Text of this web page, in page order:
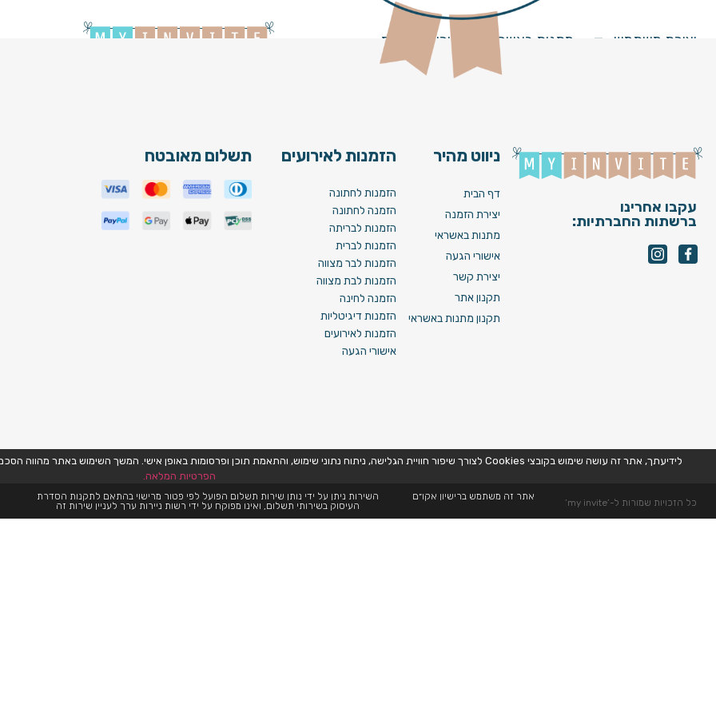
יצירת משתמש מתנות באשראי מחירים וחבילות
עופר לוי – ציפור קטנה
עקבו אחרינו
ברשתות החברתיות:
ניווט מהיר
דף הבית
יצירת הזמנה
מתנות באשראי
אישורי הגעה
יצירת קשר
תקנון אתר
תקנון מתנות באשראי
הזמנות לאירועים
הזמנות לחתונה
הזמנה לחתונה
הזמנות לבריתה
הזמנות לברית
הזמנות לבר מצווה
הזמנות לבת מצווה
הזמנה לחינה
הזמנות דיגיטליות
הזמנות לאירועים
אישורי הגעה
תשלום מאובטח
לידיעתך, אתר זה עושה שימוש בקובצי Cookies לצורך שיפור חוויית הגלישה, ניתוח נתוני שימוש, והתאמת תוכן ופרסומות באופן אישי. המשך השימוש באתר מהווה הסכמה לשימוש זה, בהתאם למדיניות הפרטיות שלנו. למידע נוסף,
הפרטיות המלאה.
כל הזכויות שמורות ל-’my invite’
אתר זה משתמש ברישיון אקו״ם
השירות ניתן על ידי נותן שירות תשלום הפועל לפי פטור מרישוי בהתאם לתקנות הסדרת
העיסוק בשירותי תשלום, ואינו מפוקח על ידי רשות ניירות ערך לעניין שירות זה